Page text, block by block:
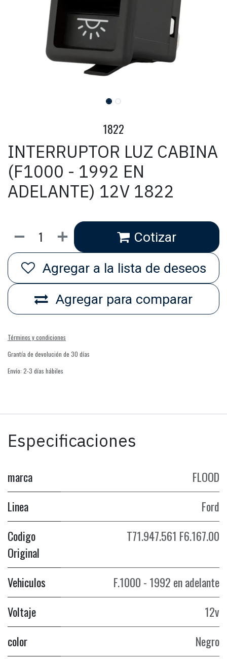
1822
INTERRUPTOR LUZ CABINA
(F1000 - 1992 EN
ADELANTE) 12V 1822
Cotizar
Agregar para comparar
Agregar a la lista de deseos
Términos y condiciones
Grantía de devolución de 30 días
Envío: 2-3 días hábiles
Especificaciones
marca
FLOOD
Linea
Ford
Codigo
Original
T71.947.561 F6.167.00
Vehiculos
F.1000 - 1992 en adelante
Voltaje
12v
color
Negro